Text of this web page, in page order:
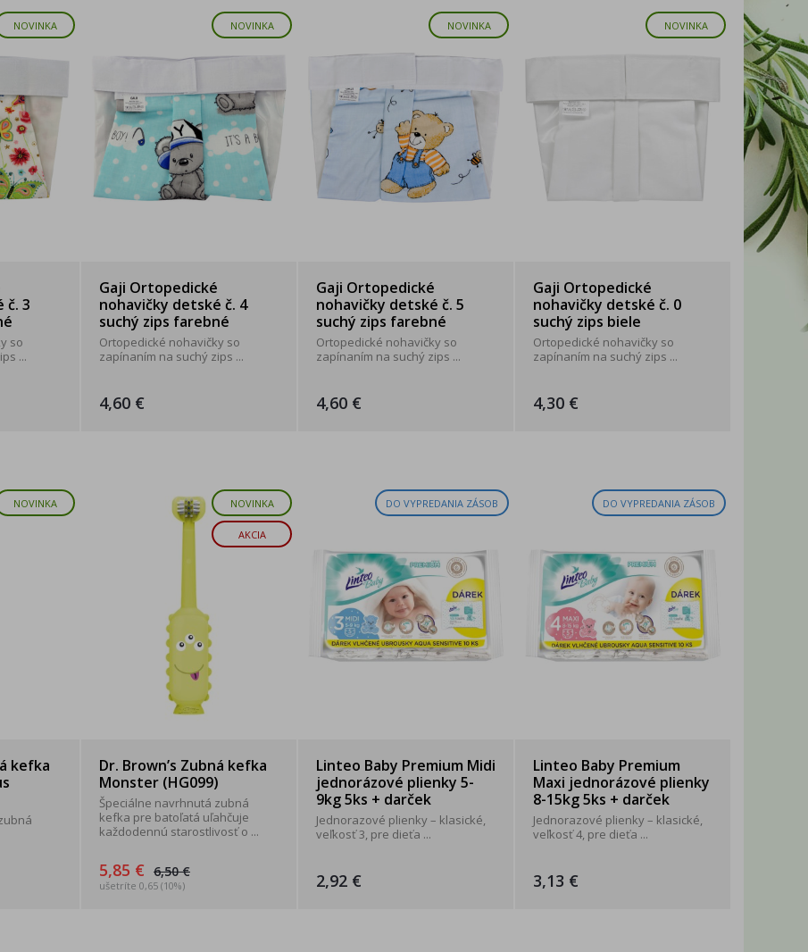
NOVINKA
č. 3
so
...
NOVINKA
Gaji Ortopedické
nohavičky detské č. 4
suchý zips farebné
Ortopedické nohavičky so
zapínaním na suchý zips ...
4,60 €
NOVINKA
Gaji Ortopedické
nohavičky detské č. 5
suchý zips farebné
Ortopedické nohavičky so
zapínaním na suchý zips ...
4,60 €
NOVINKA
Gaji Ortopedické
nohavičky detské č. 0
suchý zips biele
Ortopedické nohavičky so
zapínaním na suchý zips ...
4,30 €
NOVINKA
kefka
NOVINKA
AKCIA
Dr. Brown’s Zubná kefka
Monster (HG099)
Špeciálne navrhnutá zubná
kefka pre batoľatá uľahčuje
každodennú starostlivosť o ...
5,85 € 6,50 €
ušetríte 0,65 (10%)
DO VYPREDANIA ZÁSOB
Linteo Baby Premium Midi
jednorázové plienky 5-
9kg 5ks + darček
Jednorazové plienky – klasické,
veľkosť 3, pre dieťa ...
2,92 €
DO VYPREDANIA ZÁSOB
Linteo Baby Premium
Maxi jednorázové plienky
8-15kg 5ks + darček
Jednorazové plienky – klasické,
veľkosť 4, pre dieťa ...
3,13 €